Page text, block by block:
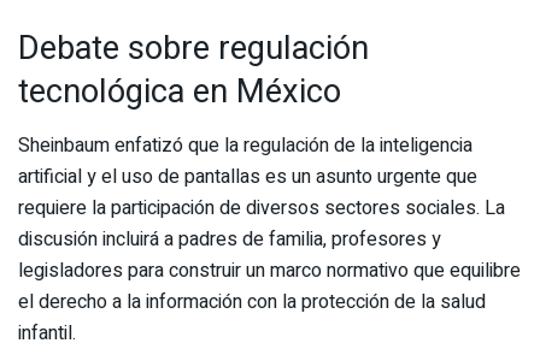
Debate sobre regulación
tecnológica en México
Sheinbaum enfatizó que la regulación de la inteligencia
artificial y el uso de pantallas es un asunto urgente que
requiere la participación de diversos sectores sociales. La
discusión incluirá a padres de familia, profesores y
legisladores para construir un marco normativo que equilibre
el derecho a la información con la protección de la salud
infantil.